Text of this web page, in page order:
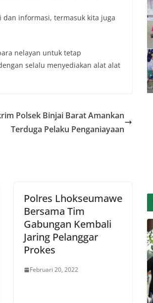
informasi, termasuk kita juga
nelayan untuk tetap
selalu menyediakan alat alat
Polsek Binjai Barat Amankan
Terduga Pelaku Penganiayaan
Polres Lhokseumawe
Bersama Tim
Gabungan Kembali
Jaring Pelanggar
Prokes
Februari 20, 2022